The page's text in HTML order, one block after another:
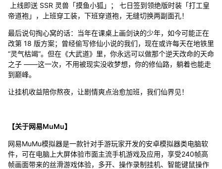
上线即送 SSR 灵兽「摸鱼小狐」； 七日签到领绝版时装「打工皇
帝道袍」，上班穿工装，下班穿道袍，无缝切换两副面孔！
最后说句掏心窝的话：当年在课桌上画剑诀的少年，如今可能正在
改第 18 版方案；曾经偷写修仙小说的我们，现在或许每天在地铁里
“灵气枯竭”。但在《大武道》里，你永远可以做那个逆天改命的天命
之子 ——这一次，不用被现实没收梦想，你的修仙路，躺着也能走
到巅峰。
让挂机收益陪你熬夜，让剧情爽点治愈加班，我们仙界见！
【关于网易MuMu】
网易MuMu模拟器是一款针对手游玩家开发的安卓模拟器类电脑软
件，可在电脑上大屏体验市面主流手机游戏及应用，享受240帧高
帧画面带来的丝滑游戏体验，多开、操作录制挂机、智能键鼠操作